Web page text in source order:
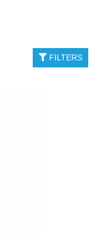
FILTERS